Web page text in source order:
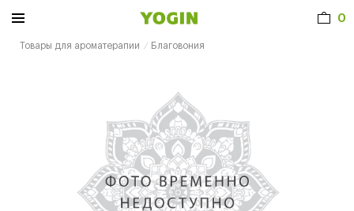
0
Товары для ароматерапии Благовония